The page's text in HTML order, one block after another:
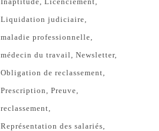
Liquidation judiciaire
maladie professionnelle
médecin du travail
Newsletter
Obligation de reclassement
Prescription
Preuve
reclassement
Représentation des salariés